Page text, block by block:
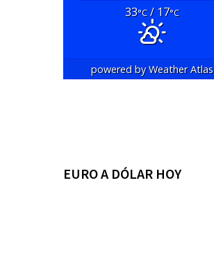
33°C/ 17°C
powered byWeather Atlas
EURO A DÓLAR HOY